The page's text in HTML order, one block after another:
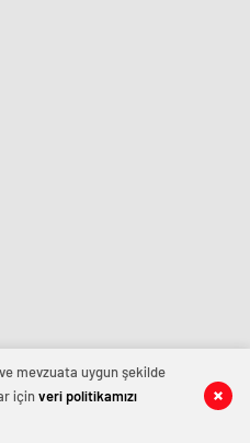
mevzuata uygun şekilde
içinveri politikamızı